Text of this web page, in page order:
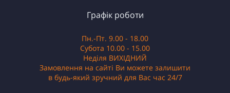
Графік роботи
Пн.-Пт. 9.00 - 18.00
Субота 10.00 - 15.00
Неділя ВИХІДНИЙ
Замовлення на сайті Ви можете залишити
в будь-який зручний для Вас час 24/7